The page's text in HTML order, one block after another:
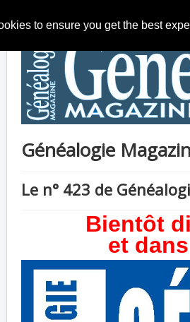
to ensure you get the best
Généalogie
Le n° 423 de
Bientôt
et